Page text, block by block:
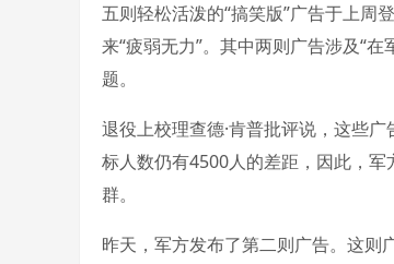
五则轻松活泼的“搞笑版”广告于上周
来“疲弱无力”。其中两则广告涉及“
题。
退役上校理查德·肯普批评说，这些
标人数仍有4500人的差距，因此，
群。
昨天，军方发布了第二则广告。这则